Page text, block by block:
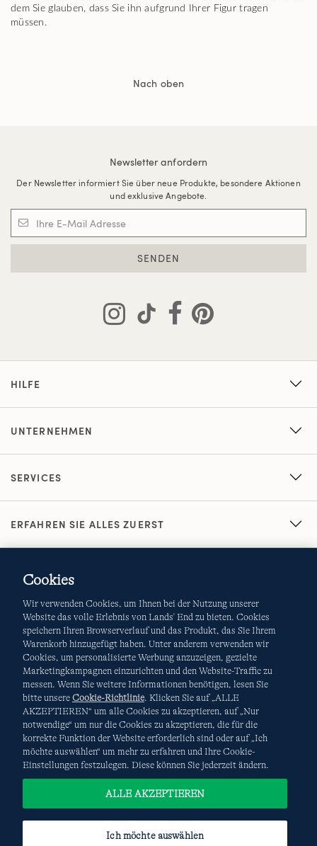
dem Sie glauben, dass Sie ihn aufgrund Ihrer Figur tragen
müssen.
Nach oben
Newsletter anfordern
Der Newsletter informiert Sie über neue Produkte, besondere Aktionen
und exklusive Angebote.
SENDEN
HILFE
UNTERNEHMEN
SERVICES
ERFAHREN SIE ALLES ZUERST
AGB Datenschutz & Sicherheit
Cookies-Ich möchte auswählen Site Map
Internationale Websites
Diese Website ist durch reCAPTCHA geschützt. Es gelten die
DatenschutzerklärungundNutzungsbedingungen
Google.
Cookies
Wir verwenden Cookies, um Ihnen bei der Nutzung unserer
Website das volle Erlebnis von Lands' End zu bieten. Cookies
speichern Ihren Browserverlauf und das Produkt, das Sie Ihrem
Warenkorb hinzugefügt haben. Unter anderem verwenden wir
Cookies, um personalisierte Werbung anzuzeigen, gezielte
Marketingkampagnen einzurichten und den Website-Traffic zu
messen. Wenn Sie weitere Informationen benötigen, lesen Sie
bitte unsere Cookie-Richtlinie. Klicken Sie auf „ALLE
AKZEPTIEREN“ um alle Cookies zu akzeptieren, auf „Nur
notwendige“ um nur die Cookies zu akzeptieren, die für die
korrekte Funktion der Website erforderlich sind oder auf „Ich
möchte auswählen“ um mehr zu erfahren und Ihre Cookie-
Einstellungen festzulegen. Diese können Sie jederzeit ändern.
Ich möchte auswählen
ALLE AKZEPTIEREN